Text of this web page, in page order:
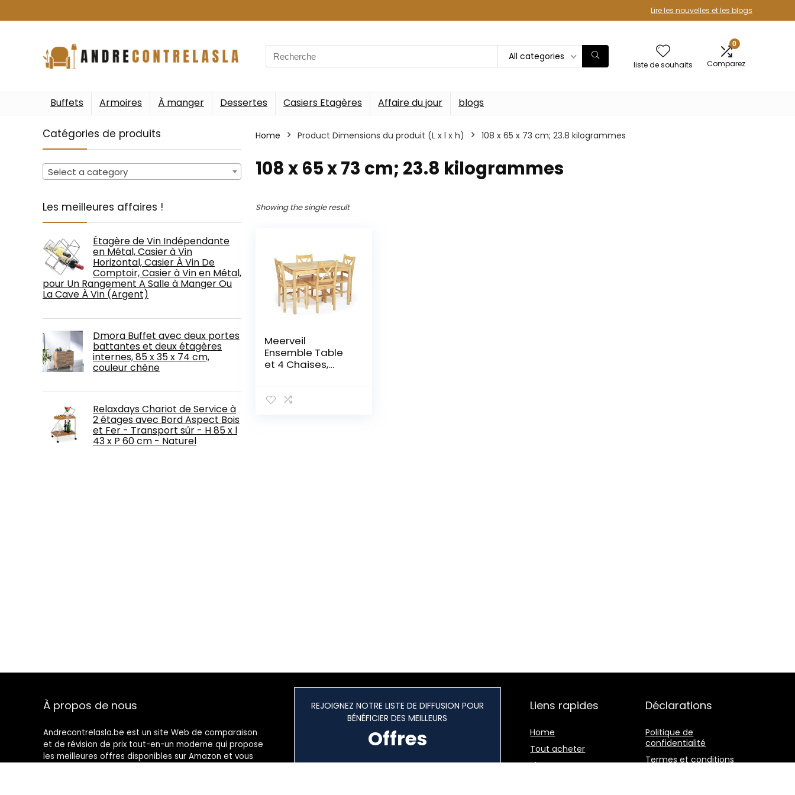
Lire les nouvelles et les blogs
Search
for:
All categories
liste de souhaits
0
Comparez
Buffets Armoires À manger Dessertes Casiers Etagères Affaire du jour blogs
Catégories de produits
Select a category
Les meilleures affaires !
Étagère de Vin Indépendante
en Métal, Casier à Vin
Horizontal, Casier À Vin De
Comptoir, Casier à Vin en Métal,
pour Un Rangement A Salle à Manger Ou
La Cave À Vin (Argent)
Dmora Buffet avec deux portes
battantes et deux étagères
internes, 85 x 35 x 74 cm,
couleur chêne
Relaxdays Chariot de Service à
2 étages avec Bord Aspect Bois
et Fer - Transport sûr - H 85 x l
43 x P 60 cm - Naturel
Home Product Dimensions du produit (L x l x h) ‎108 x 65 x 73 cm; 23.8 kilogrammes
‎108 x 65 x 73 cm; 23.8 kilogrammes
Showing the single result
Meerveil
Ensemble Table
et 4 Chaises,
Bois Style
À propos de nous
Andrecontrelasla.be est un site Web de comparaison
et de révision de prix tout-en-un moderne qui propose
les meilleures offres disponibles sur Amazon et vous
REJOIGNEZ NOTRE LISTE DE DIFFUSION POUR
BÉNÉFICIER DES MEILLEURS
Offres
Liens rapides
Home
Tout acheter
Blogs
Déclarations
Politique de
confidentialité
Termes et conditions